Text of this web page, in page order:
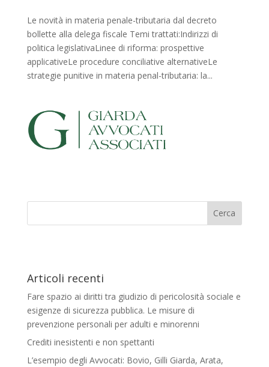
Le novità in materia penale-tributaria dal decreto
bollette alla delega fiscale Temi trattati:Indirizzi di
politica legislativaLinee di riforma: prospettive
applicativeLe procedure conciliative alternativeLe
strategie punitive in materia penal-tributaria: la...
Articoli recenti
Fare spazio ai diritti tra giudizio di pericolosità sociale e
esigenze di sicurezza pubblica. Le misure di
prevenzione personali per adulti e minorenni
Crediti inesistenti e non spettanti
L’esempio degli Avvocati: Bovio, Gilli Giarda, Arata,